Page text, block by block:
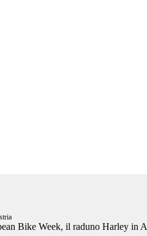
Bike Week, il raduno Harley in